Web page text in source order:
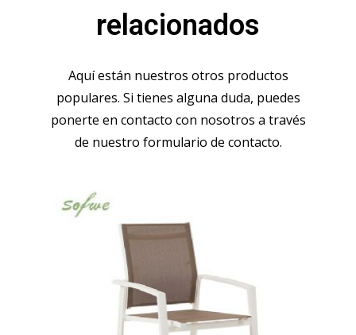
relacionados
Aquí están nuestros otros productos
populares. Si tienes alguna duda, puedes
ponerte en contacto con nosotros a través
de nuestro formulario de contacto.